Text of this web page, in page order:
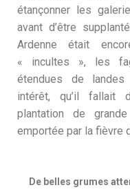
étançonner les
avant d’être
Ardenne était
« incultes », les
étendues de
intérêt, qu’il fallait
plantation de
emportée par la fièvre
De belles grumes